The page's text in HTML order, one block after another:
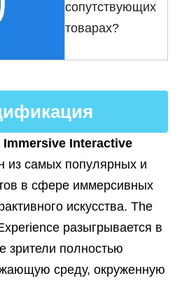
сопутствующих
товарах?
Interactive
из самых популярных и
в сфере иммерсивных
искусства. The
разыгрывается в
зрители полностью
среду, окруженную